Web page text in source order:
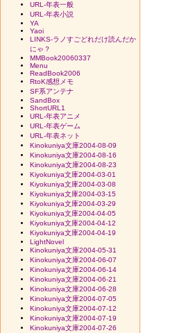
URL-年表一般
URL-年表小説
YA
Yaoi
LINKS-ラノすごどれだけ読んだか
にゃ？
MMBook20060337
Menu
ReadBook2006
RtoK感想メモ
SF系アンテナ
SandBox
ShortURL1
URL-年表アニメ
URL-年表ゲーム
URL-年表ネット
Kinokuniya文庫2004-08-09
Kinokuniya文庫2004-08-16
Kinokuniya文庫2004-08-23
Kiyokuniya文庫2004-03-01
Kiyokuniya文庫2004-03-08
Kiyokuniya文庫2004-03-15
Kiyokuniya文庫2004-03-29
Kiyokuniya文庫2004-04-05
Kiyokuniya文庫2004-04-12
Kiyokuniya文庫2004-04-19
LightNovel
Kinokuniya文庫2004-05-31
Kinokuniya文庫2004-06-07
Kinokuniya文庫2004-06-14
Kinokuniya文庫2004-06-21
Kinokuniya文庫2004-06-28
Kinokuniya文庫2004-07-05
Kinokuniya文庫2004-07-12
Kinokuniya文庫2004-07-19
Kinokuniya文庫2004-07-26